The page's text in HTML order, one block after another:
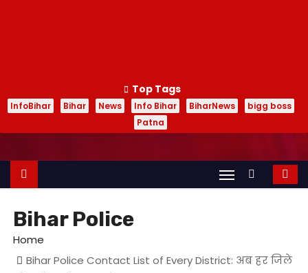
Top Tags
InfoBihar Bihar News Info Bihar BiharNews
bigg boss
Patna
Bihar Police
Home
Bihar Police Contact List of Every District: अब हर जिले